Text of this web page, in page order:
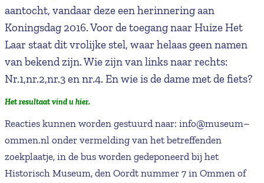
aantocht, vandaar deze een herinnering aan
Koningsdag 2016. Voor de toegang naar Huize Het
Laar staat dit vrolijke stel, waar helaas geen namen
van bekend zijn. Wie zijn van links naar rechts:
Nr.1,nr.2,nr.3 en nr.4. En wie is de dame met de fiets?
Het resultaat vind u hier.
Reacties kunnen worden gestuurd naar: info@museum–
ommen.nl onder vermelding van het betreffenden
zoekplaatje, in de bus worden gedeponeerd bij het
Historisch Museum, den Oordt nummer 7 in Ommen of